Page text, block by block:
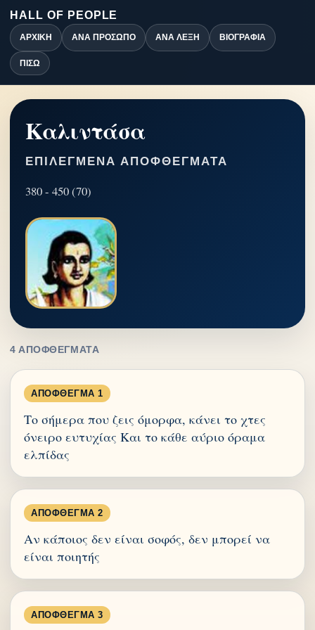
HALL OF PEOPLE
ΑΡΧΙΚΉ ΑΝΆ ΠΡΌΣΩΠΟ ΑΝΆ ΛΈΞΗ ΒΙΟΓΡΑΦΊΑ
ΠΊΣΩ
Καλιντάσα
ΕΠΙΛΕΓΜΈΝΑ ΑΠΟΦΘΈΓΜΑΤΑ
380 - 450 (70)
4 ΑΠΟΦΘΈΓΜΑΤΑ
ΑΠΌΦΘΕΓΜΑ 1
Το σήμερα που ζεις όμορφα, κάνει το χτες
όνειρο ευτυχίας Και το κάθε αύριο όραμα
ελπίδας
ΑΠΌΦΘΕΓΜΑ 2
Αν κάποιος δεν είναι σοφός, δεν μπορεί να
είναι ποιητής
ΑΠΌΦΘΕΓΜΑ 3